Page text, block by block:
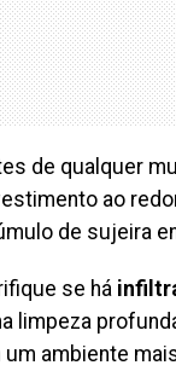
de qualquer
ao
de sujeira
se há
limpeza
um ambiente